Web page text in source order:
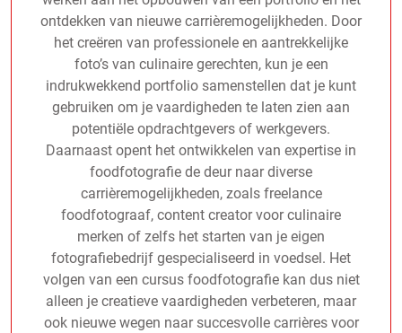
ontdekken van nieuwe carrièremogelijkheden. Door
het creëren van professionele en aantrekkelijke
foto’s van culinaire gerechten, kun je een
indrukwekkend portfolio samenstellen dat je kunt
gebruiken om je vaardigheden te laten zien aan
potentiële opdrachtgevers of werkgevers.
Daarnaast opent het ontwikkelen van expertise in
foodfotografie de deur naar diverse
carrièremogelijkheden, zoals freelance
foodfotograaf, content creator voor culinaire
merken of zelfs het starten van je eigen
fotografiebedrijf gespecialiseerd in voedsel. Het
volgen van een cursus foodfotografie kan dus niet
alleen je creatieve vaardigheden verbeteren, maar
ook nieuwe wegen naar succesvolle carrières voor